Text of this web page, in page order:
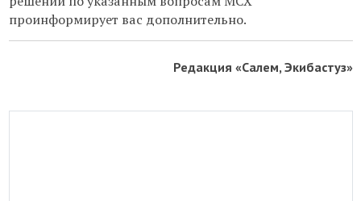
проинформирует вас дополнительно.
Редакция «Салем, Экибастуз»